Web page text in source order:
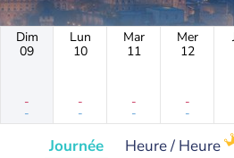
Dim
09
-
-
Lun
10
-
-
Mar
11
-
-
Mer
12
-
-
Journée Heure / Heure